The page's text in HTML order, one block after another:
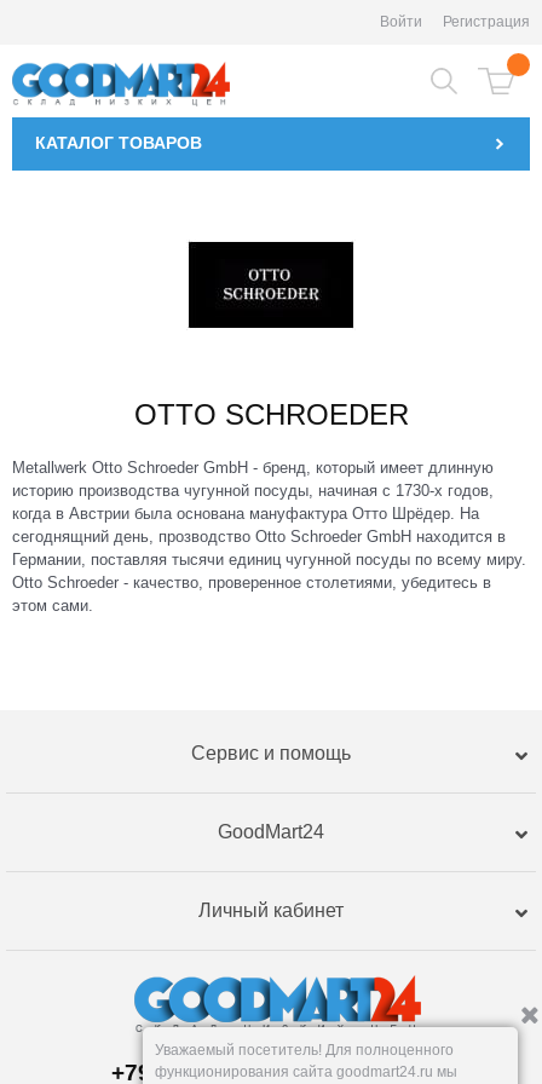
Войти Регистрация
КАТАЛОГ ТОВАРОВ
OTTO SCHROEDER
Metallwerk Otto Schroeder GmbH - бренд, который имеет длинную
историю производства чугунной посуды, начиная с 1730-х годов,
когда в Австрии была основана мануфактура Отто Шрёдер. На
сегоднящний день, прозводство Otto Schroeder GmbH находится в
Германии, поставляя тысячи единиц чугунной посуды по всему миру.
Otto Schroeder - качество, проверенное столетиями, убедитесь в
этом сами.
Сервис и помощь
GoodMart24
Личный кабинет
+79120359762, +79120359761
Уважаемый посетитель! Для полноценного
функционирования сайта goodmart24.ru мы